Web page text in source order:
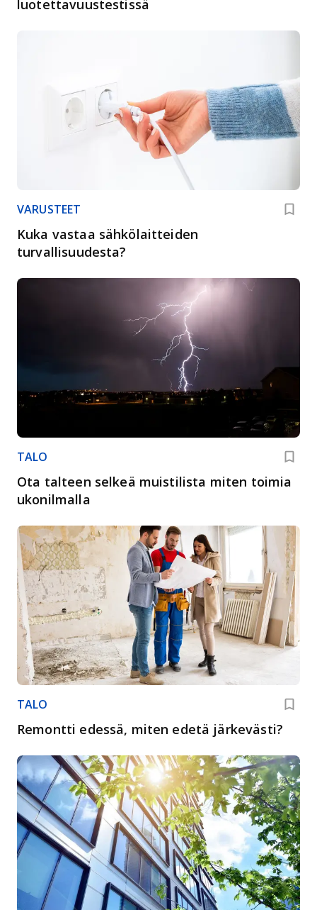
luotettavuustestissä
VARUSTEET
Kuka vastaa sähkölaitteiden
turvallisuudesta?
TALO
Ota talteen selkeä muistilista miten toimia
ukonilmalla
TALO
Remontti edessä, miten edetä järkevästi?